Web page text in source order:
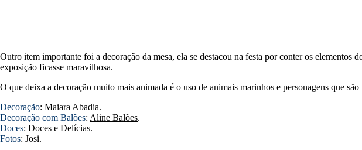
Outro item importante foi a decoração da mesa, ela se destacou na festa por conter os
exposição ficasse maravilhosa.
O que deixa a decoração muito mais animada é o uso de animais marinhos e personagens que
Decoração: Maiara Abadia.
Decoração com Balões: Aline Balões.
Doces: Doces e Delícias.
Fotos: Josi.